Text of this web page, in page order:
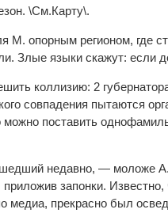
\См.Карту\.
опорным регионом, где
Злые языки скажут: если
коллизию: 2
совпадения пытаются
поставить
недавно, — моложе А.
запонки. Известно,
медиа, прекрасно был